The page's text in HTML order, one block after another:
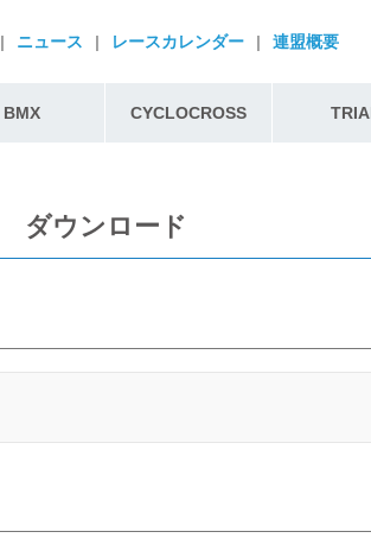
| ニュース | レースカレンダー | 連盟概要
BMX CYCLOCROSS
ダウンロード